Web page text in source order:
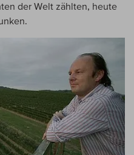
der Welt zählten, heute